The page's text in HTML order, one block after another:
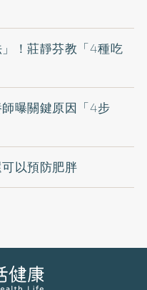
！莊靜芬教「4種吃
曝關鍵原因「4步
以預防肥胖